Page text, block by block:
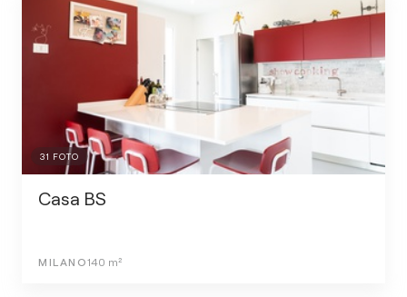
31 FOTO
Casa BS
MILANO140 m²